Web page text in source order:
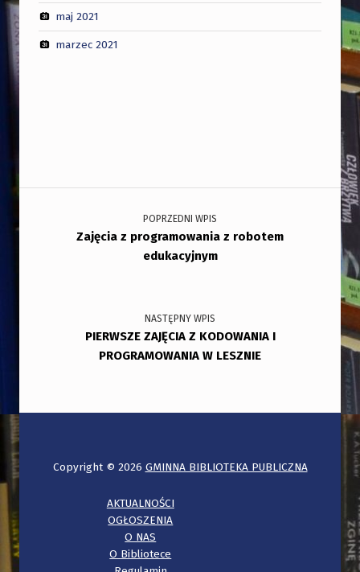
maj 2021
marzec 2021
Nawigacja wpisu
POPRZEDNI WPIS
Zajęcia z programowania z robotem
edukacyjnym
NASTĘPNY WPIS
PIERWSZE ZAJĘCIA Z KODOWANIA I
PROGRAMOWANIA W LESZNIE
Copyright © 2026 GMINNA BIBLIOTEKA PUBLICZNA
AKTUALNOŚCI
OGŁOSZENIA
O NAS
O Bibliotece